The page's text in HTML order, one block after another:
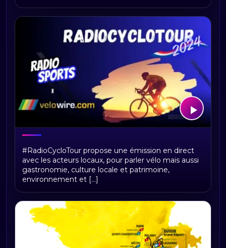
RadioCycloTour, le direct
#RadioCycloTour propose une émission en direct
avec les acteurs locaux, pour parler vélo mais aussi
gastronomie, culture locale et patrimoine,
environnement et [...]